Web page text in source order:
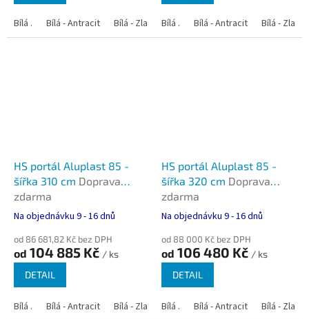
Bílá . Bílá - Antracit Bílá - Zlatý dub Bílá - Tmavý dub Bílá -
Bílá . Bílá - Antracit Bílá - Zlatý
HS portál Aluplast 85 -
šířka 310 cm Doprava
zdarma
Na objednávku 9 - 16 dnů
od 86 681,82 Kč bez DPH
od 104 885 Kč / ks
DETAIL
Bílá . Bílá - Antracit Bílá - Zlatý dub Bílá - Tmavý dub Bílá -
HS portál Aluplast 85 -
šířka 320 cm Doprava
zdarma
Na objednávku 9 - 16 dnů
od 88 000 Kč bez DPH
od 106 480 Kč / ks
DETAIL
Bílá . Bílá - Antracit Bílá - Zlatý